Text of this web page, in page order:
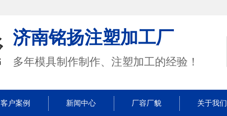
济南铭扬注塑加工厂
多年模具制作制作、注塑加工的经验！
客户案例 新闻中心 厂容厂貌 关于我们